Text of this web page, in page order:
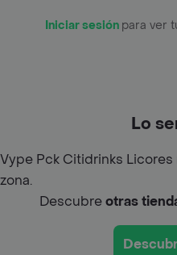
Iniciar sesión para ver
Lo
Vype Pck Citidrinks
zona.
Descubreotras